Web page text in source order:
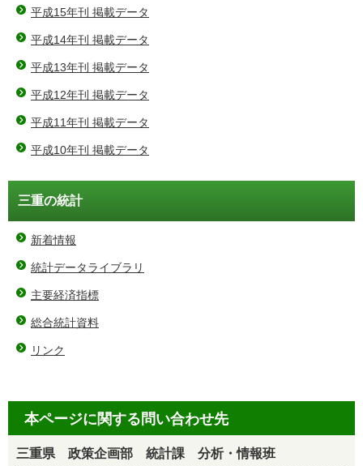
平成15年刊 掲載データ
平成14年刊 掲載データ
平成13年刊 掲載データ
平成12年刊 掲載データ
平成11年刊 掲載データ
平成10年刊 掲載データ
三重の統計
新着情報
統計データライブラリ
主要経済指標
総合統計資料
リンク
本ページに関する問い合わせ先
三重県 政策企画部 統計課 分析・情報班